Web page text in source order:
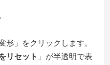
形」をクリックします。
リセット 」が半透明で表